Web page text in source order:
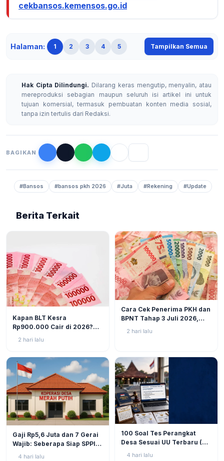
cekbansos.kemensos.go.id
Halaman: 1 2 3 4 5 Tampilkan Semua
Hak Cipta Dilindungi. Dilarang keras mengutip, menyalin, atau
mereproduksi sebagian maupun seluruh isi artikel ini untuk
tujuan komersial, termasuk pembuatan konten media sosial,
tanpa izin tertulis dari Redaksi.
BAGIKAN
#Bansos #bansos pkh 2026 #Juta #Rekening #Update
Berita Terkait
Kapan BLT Kesra
Rp900.000 Cair di 2026?
2 hari lalu
Cara Cek Penerima PKH dan
BPNT Tahap 3 Juli 2026,
2 hari lalu
Gaji Rp5,6 Juta dan 7 Gerai
Wajib: Seberapa Siap SPPI
Menjalankan Ambiguitas
4 hari lalu
100 Soal Tes Perangkat
Desa Sesuai UU Terbaru (UU
No. 3 Tahun 2024 & PP No.
4 hari lalu